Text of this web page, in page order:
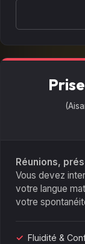
Réunions,
Vous devez
votre langue
votre
Fluidité &